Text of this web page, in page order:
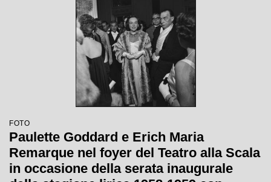
FOTO
Paulette Goddard e Erich Maria
Remarque nel foyer del Teatro alla Scala
in occasione della serata inaugurale